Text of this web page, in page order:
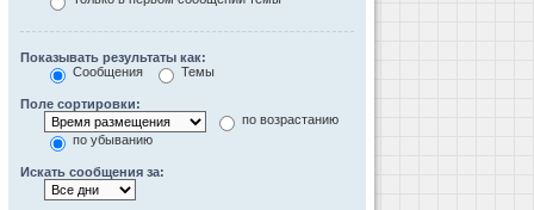
Показывать результаты как:
Сообщения
Темы
Поле сортировки:
по возрастанию
по убыванию
Искать сообщения за: